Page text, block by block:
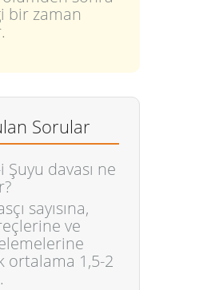
bir zaman
Sorular
Şuyu davası ne
sayısına,
ve
ortalama 1,5-2